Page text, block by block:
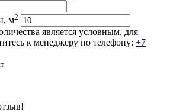
м2
является условным, для
к менеджеру по телефону: +7